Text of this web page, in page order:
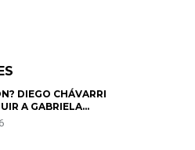
DIEGO CHÁVARRI
A GABRIELA
SU SALIDA